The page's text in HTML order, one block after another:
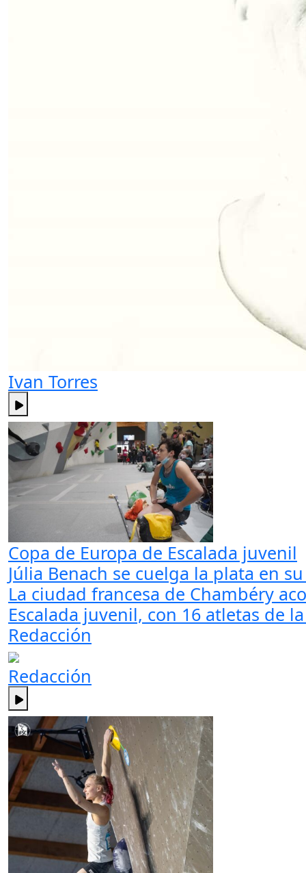
Ivan Torres
Copa de Europa de Escalada juvenil
Júlia Benach se cuelga la plata en
La ciudad francesa de Chambéry
Escalada juvenil, con 16 atletas de
Redacción
Redacción